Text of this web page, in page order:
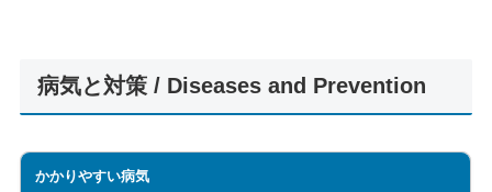
病気と対策 / Diseases and Prevention
かかりやすい病気